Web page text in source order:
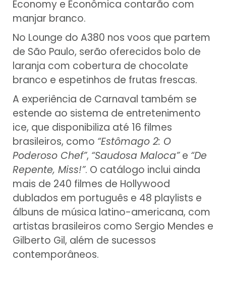
Economy e Econômica contarão com
manjar branco.
No Lounge do A380 nos voos que partem
de São Paulo, serão oferecidos bolo de
laranja com cobertura de chocolate
branco e espetinhos de frutas frescas.
A experiência de Carnaval também se
estende ao sistema de entretenimento
ice, que disponibiliza até 16 filmes
brasileiros, como “Estômago 2: O
Poderoso Chef”, “Saudosa Maloca”e “De
Repente, Miss!”. O catálogo inclui ainda
mais de 240 filmes de Hollywood
dublados em português e 48 playlists e
álbuns de música latino-americana, com
artistas brasileiros como Sergio Mendes e
Gilberto Gil, além de sucessos
contemporâneos.